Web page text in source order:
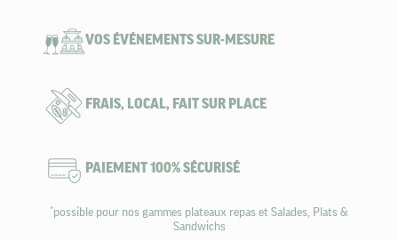
VOS ÉVÉNEMENTS SUR-MESURE
FRAIS, LOCAL, FAIT SUR PLACE
PAIEMENT 100% SÉCURISÉ
*possible pour nos gammes plateaux repas et Salades, Plats &
Sandwichs